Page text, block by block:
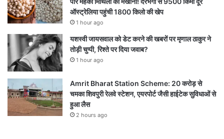
ऑस्ट्रेलिया पहुंची 1800 किलो की खेप
1 hour ago
यशस्वी जायसवाल को डेट करने की खबरों पर मृणाल ठाकुर ने
तोड़ी चुप्पी, रिश्ते पर दिया जवाब?
1 hour ago
Amrit Bharat Station Scheme: 20 करोड़ से
चमका शिवपुरी रेलवे स्टेशन, एयरपोर्ट जैसी हाईटेक सुविधाओं से
हुआ लैस
2 hours ago